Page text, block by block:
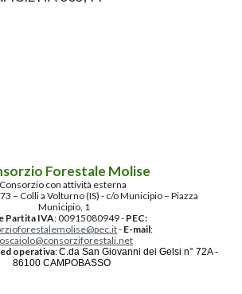
Forestale Molise
Consorzio con attività esterna
– Colli a Volturno (IS) - c/o Municipio – Piazza
Municipio, 1
Partita IVA: 00915080949 - PEC:
- E-mail:
operativa:C.da San Giovanni dei Gelsi n° 72A -
86100 CAMPOBASSO